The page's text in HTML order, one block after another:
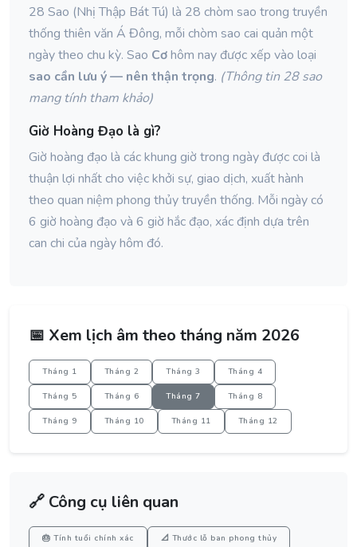
28 Sao (Nhị Thập Bát Tú) là 28 chòm sao trong truyền
thống thiên văn Á Đông, mỗi chòm sao cai quản một
ngày theo chu kỳ. Sao Cơhôm nay được xếp vào loại
sao cần lưu ý — nên thận trọng. (Thông tin 28 sao
mang tính tham khảo)
Giờ Hoàng Đạo là gì?
Giờ hoàng đạo là các khung giờ trong ngày được coi là
thuận lợi nhất cho việc khởi sự, giao dịch, xuất hành
theo quan niệm phong thủy truyền thống. Mỗi ngày có
6 giờ hoàng đạo và 6 giờ hắc đạo, xác định dựa trên
can chi của ngày hôm đó.
📅 Xem lịch âm theo tháng năm 2026
Tháng 1 Tháng 2 Tháng 3 Tháng 4
Tháng 5 Tháng 6 Tháng 7 Tháng 8
Tháng 9 Tháng 10 Tháng 11 Tháng 12
🔗 Công cụ liên quan
🎂 Tính tuổi chính xác 📐 Thước lỗ ban phong thủy